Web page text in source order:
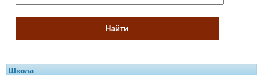
Школа